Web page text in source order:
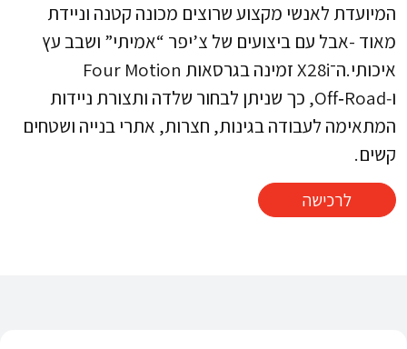
המיועדת לאנשי מקצוע שרוצים מכונה קטנה וניידת
מאוד -אבל עם ביצועים של צ’יפר “אמיתי” ושבב עץ
איכותי.​​ ה־X28i זמינה בגרסאות Four Motion
ו‑Off‑Road, כך שניתן לבחור שלדה ותצורת ניידות
המתאימה לעבודה בגינות, חצרות, אתרי בנייה ושטחים
קשים.​
לרכישה